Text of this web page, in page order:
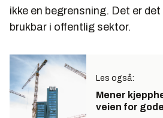
ikke en begrensning. Det er
brukbar i offentlig sektor.
Les også:
Mener
veien for